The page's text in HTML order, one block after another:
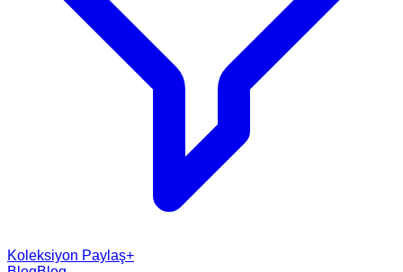
Koleksiyon Paylaş+